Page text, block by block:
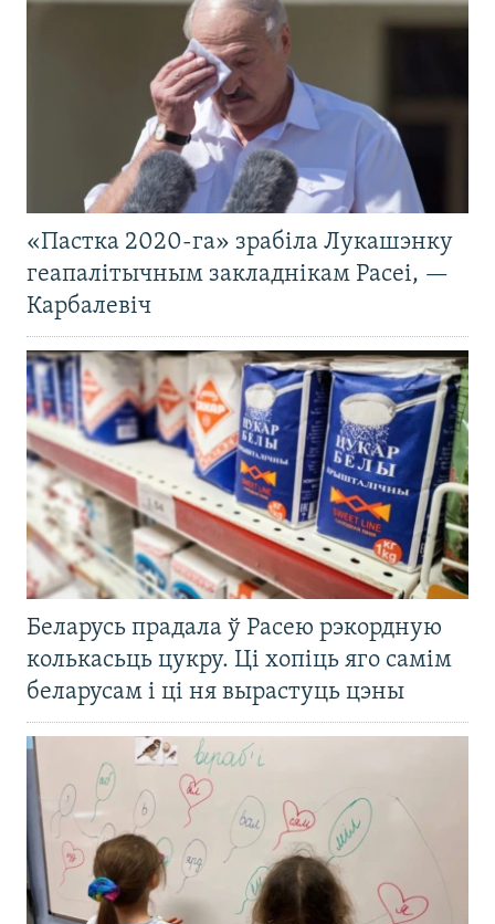
«Пастка 2020-га» зрабіла Лукашэнку
геапалітычным закладнікам Расеі, —
Карбалевіч
Беларусь прадала ў Расею рэкордную
колькасьць цукру. Ці хопіць яго самім
беларусам і ці ня вырастуць цэны